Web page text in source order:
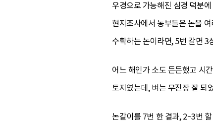
우경으로 가능해진 심경 덕분
현지조사에서 농부들은 논을
수확하는 논이라면, 5번 갈면 3
어느 해인가 소도 든든했고 시
토지였는데, 벼는 무진장 잘 되
논갈이를 7번 한 결과, 2~3번